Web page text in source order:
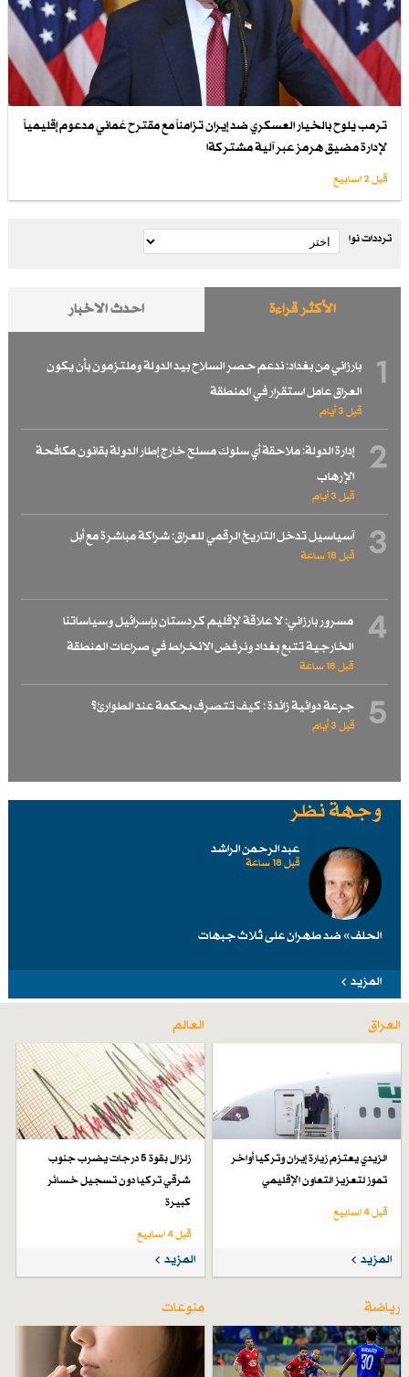
ترمب يلوح بالخيار العسكري ضد إيران تزامناً مع مقترح عُماني مدعوم إقليمياً
لإدارة مضيق هرمز عبر آلية مشتركةا
قبل 2 اسابیع
ترددات نوا
الأكثر قراءة احدث الاخبار
1
بارزاني من بغداد: ندعم حصر السلاح بيد الدولة وملتزمون بأن يكون
العراق عامل استقرار في المنطقة
قبل 3 أيام
2
إدارة الدولة: ملاحقة أي سلوك مسلح خارج إطار الدولة بقانون مكافحة
الإرهاب
قبل 3 أيام
3 آسياسيل تدخل التاريخ الرقمي للعراق: شراكة مباشرة مع أبل
قبل 18 ساعة
4
مسرور بارزاني: لا علاقة لإقليم كردستان بإسرائيل وسياساتنا
الخارجية تتبع بغداد ونرفض الانخراط في صراعات المنطقة
قبل 18 ساعة
5 جرعة دوائية زائدة : كيف تتصرف بحكمة عند الطوارئ؟
قبل 3 أيام
وجهة نظر
عبد الرحمن الراشد
قبل 18 ساعة
الحلف» ضد طهرانَ على ثلاث جبهات
المزيد
العراق
الزيدي يعتزم زيارة إيران وتركيا أواخر
تموز لتعزيز التعاون الإقليمي
قبل 4 اسابیع
المزيد
العالم
زلزال بقوة 5 درجات يضرب جنوب
شرقي تركيا دون تسجيل خسائر
كبيرة
قبل 4 اسابیع
المزيد
رياضة منوعات